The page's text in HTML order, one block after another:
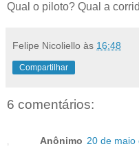
Qual o piloto? Qual a
Felipe Nicoliello às 16:48
Compartilhar
6 comentários:
Anônimo 20 de maio